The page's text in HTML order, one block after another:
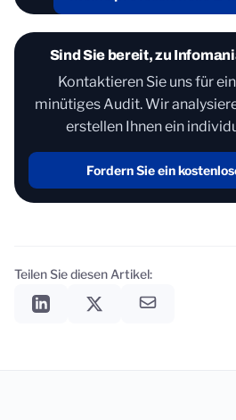
Sind Sie bereit, zu
Kontaktieren Sie uns für
minütiges Audit. Wir
erstellen Ihnen ein
Fordern Sie ein
Teilen Sie diesen Artikel: